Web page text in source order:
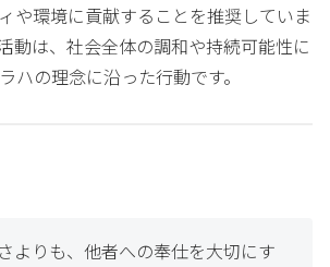
や環境に貢献することを推奨していま
動は、社会全体の調和や持続可能性に
ハの理念に沿った行動です。
よりも、他者への奉仕を大切にす